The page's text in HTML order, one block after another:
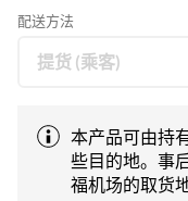
配送方法
本产品可由持
些目的地。事
福机场的取货